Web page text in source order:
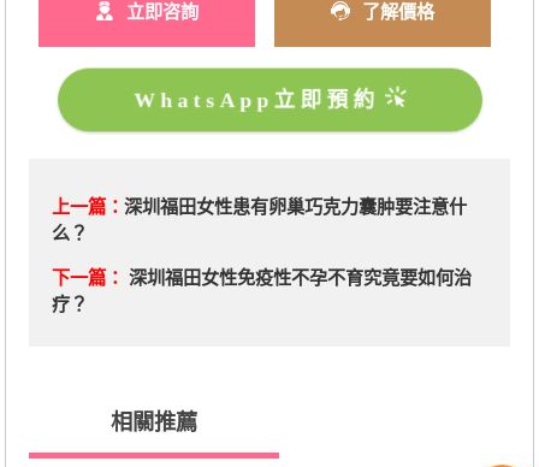
立即咨詢 了解價格
WhatsApp立即預約
上一篇： 深圳福田女性患有卵巢巧克力囊肿要注意什
么？
下一篇： 深圳福田女性免疫性不孕不育究竟要如何治
疗？
相關推薦